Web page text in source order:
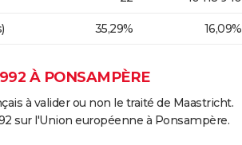
35,29% 16,09%
À PONSAMPÈRE
à valider ou non le traité de Maastricht.
sur l'Union européenne à Ponsampère.